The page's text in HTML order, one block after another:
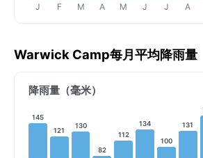
J F M A M J J A
Warwick Camp每月平均降雨量
降雨量（毫米）
145
121
130
82
112
134
100
131